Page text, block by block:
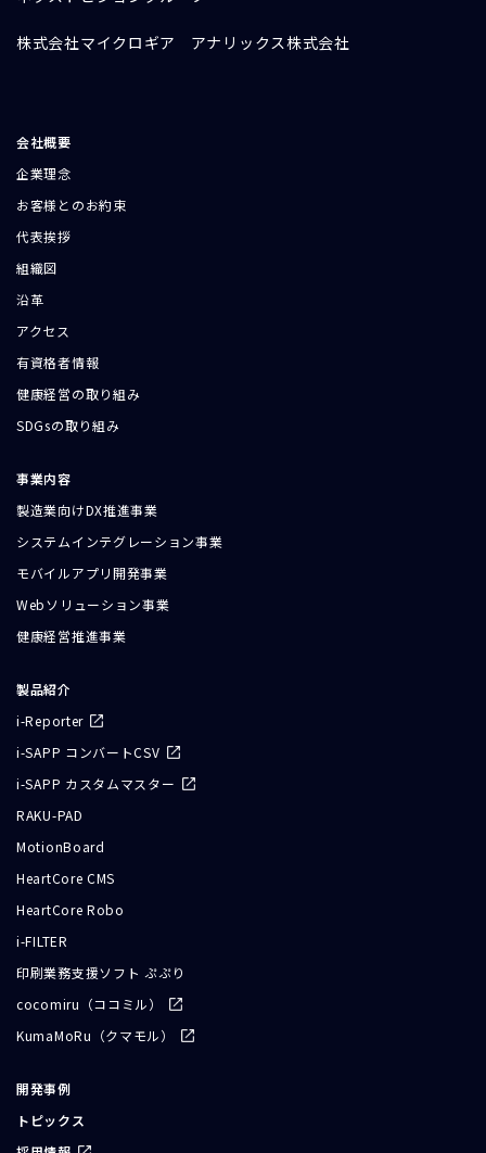
株式会社マイクロギア アナリックス株式会社
会社概要
企業理念
お客様とのお約束
代表挨拶
組織図
沿革
アクセス
有資格者情報
健康経営の取り組み
SDGsの取り組み
事業内容
製造業向けDX推進事業
システムインテグレーション事業
モバイルアプリ開発事業
Webソリューション事業
健康経営推進事業
製品紹介
i-Reporter
i-SAPP コンバートCSV
i-SAPP カスタムマスター
RAKU-PAD
MotionBoard
HeartCore CMS
HeartCore Robo
i-FILTER
印刷業務支援ソフト ぷぷり
cocomiru（ココミル）
KumaMoRu（クマモル）
開発事例
トピックス